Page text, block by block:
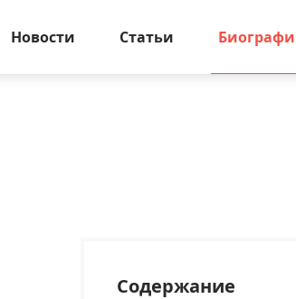
Новости Статьи
Содержание